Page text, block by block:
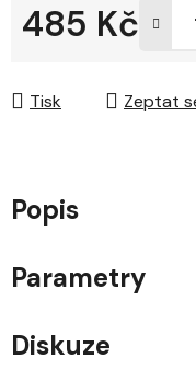
485 Kč
Tisk Zeptat
Popis
Parametry
Diskuze